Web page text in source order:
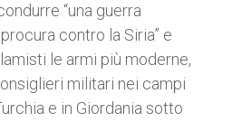
“una guerra
contro la Siria” e
le armi più moderne,
militari nei campi
e in Giordania sotto